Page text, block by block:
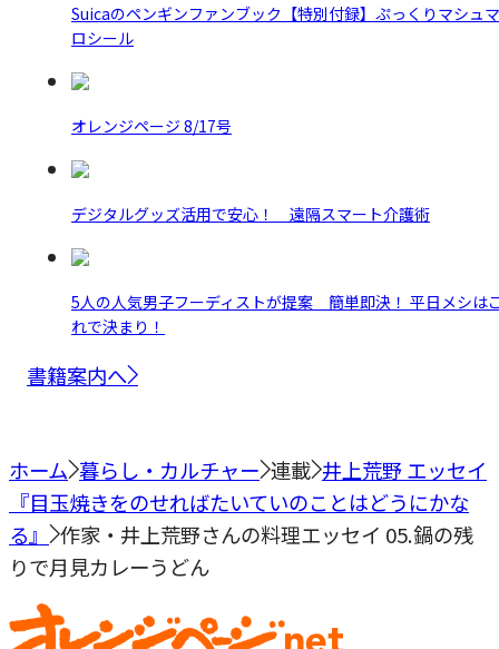
Suicaのペンギンファンブック【特別付録】ぷっくりマシュマ
ロシール
オレンジページ 8/17号
デジタルグッズ活用で安心！ 遠隔スマート介護術
5人の人気男子フーディストが提案 簡単即決！ 平日メシは
れで決まり！
書籍案内へ
ホーム 暮らし・カルチャー 連載 井上荒野 エッセイ
『目玉焼きをのせればたいていのことはどうにかな
る』
作家・井上荒野さんの料理エッセイ 05.鍋の残
りで月見カレーうどん